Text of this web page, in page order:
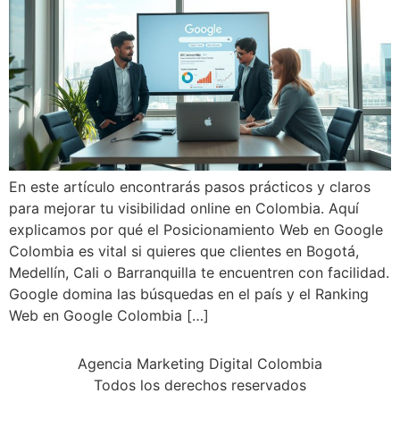
En este artículo encontrarás pasos prácticos y claros
para mejorar tu visibilidad online en Colombia. Aquí
explicamos por qué el Posicionamiento Web en Google
Colombia es vital si quieres que clientes en Bogotá,
Medellín, Cali o Barranquilla te encuentren con facilidad.
Google domina las búsquedas en el país y el Ranking
Web en Google Colombia […]
Agencia Marketing Digital Colombia
Todos los derechos reservados